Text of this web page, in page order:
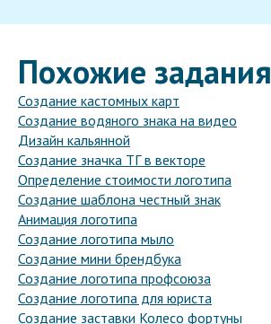
Похожие задания
Создание кастомных карт
Создание водяного знака на видео
Дизайн кальянной
Создание значка ТГ в векторе
Определение стоимости логотипа
Создание шаблона честный знак
Анимация логотипа
Создание логотипа мыло
Создание мини брендбука
Создание логотипа профсоюза
Создание логотипа для юриста
Создание заставки Колесо фортуны